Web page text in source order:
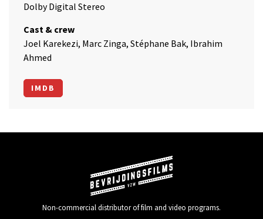
Dolby Digital Stereo
Cast & crew
Joel Karekezi, Marc Zinga, Stéphane Bak, Ibrahim
Ahmed
IMDB
Non-commercial distributor of film and video programs.